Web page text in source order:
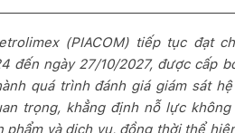
(PIACOM) tiếp tục đạt
đến ngày 27/10/2027, được cấp
quá trình đánh giá giám sát
trọng, khẳng định nỗ lực
và dịch vụ, đồng thời thể